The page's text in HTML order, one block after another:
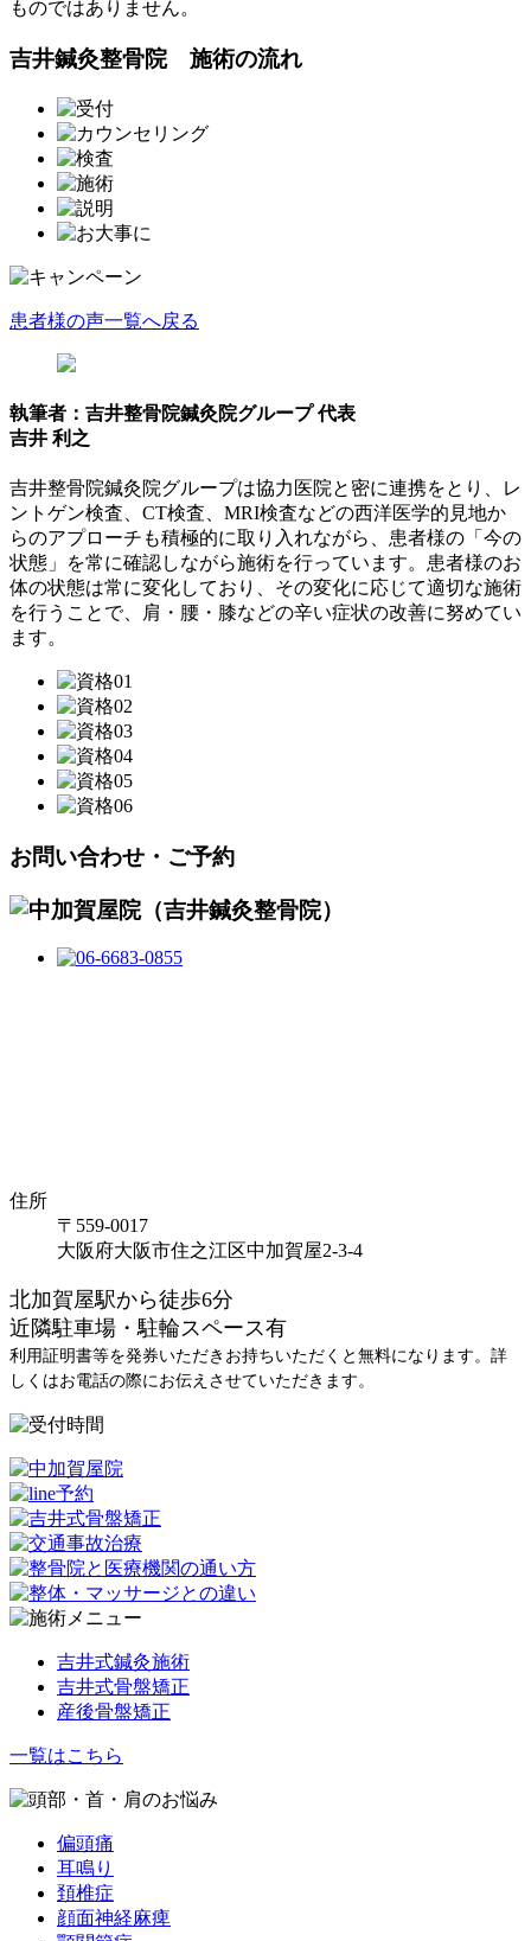
ものではありません。
吉井鍼灸整骨院 施術の流れ
患者様の声一覧へ戻る
執筆者：吉井整骨院鍼灸院グループ 代表
吉井 利之
吉井整骨院鍼灸院グループは協力医院と密に連携をとり、レ
ントゲン検査、CT検査、MRI検査などの西洋医学的見地か
らのアプローチも積極的に取り入れながら、患者様の「今の
状態」を常に確認しながら施術を行っています。患者様のお
体の状態は常に変化しており、その変化に応じて適切な施術
を行うことで、肩・腰・膝などの辛い症状の改善に努めてい
ます。
お問い合わせ・ご予約
住所
〒559-0017
大阪府大阪市住之江区中加賀屋2-3-4
北加賀屋駅から徒歩6分
近隣駐車場・駐輪スペース有
利用証明書等を発券いただきお持ちいただくと無料になります。詳
しくはお電話の際にお伝えさせていただきます。
吉井式鍼灸施術
吉井式骨盤矯正
産後骨盤矯正
一覧はこちら
偏頭痛
耳鳴り
頚椎症
顔面神経麻痺